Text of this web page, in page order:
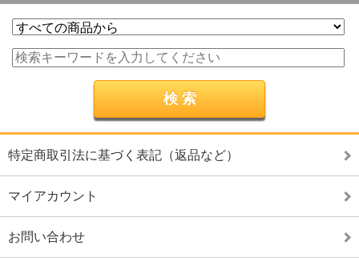
特定商取引法に基づく表記（返品など）
マイアカウント
お問い合わせ